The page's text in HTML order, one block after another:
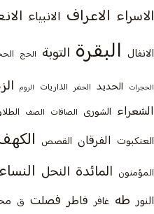
الاسراء الاعراف الانبياء
الانفال البقرة التوبة الحج
الحجرات الحديد الحشر الذاريات الروم
الشعراء الشورى الصافات الصف
العنكبوت الفرقان القصص
المؤمنون المائدة النحل النساء
النور طه غافر فاطر فصلت ق